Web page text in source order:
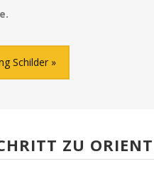
Schilder
ZU